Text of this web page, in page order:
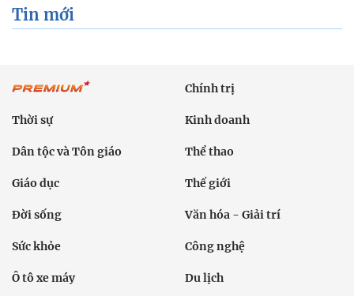
Tin mới
Chính trị
Thời sự Kinh doanh
Dân tộc và Tôn giáo Thể thao
Giáo dục Thế giới
Đời sống Văn hóa - Giải trí
Sức khỏe Công nghệ
Ô tô xe máy Du lịch